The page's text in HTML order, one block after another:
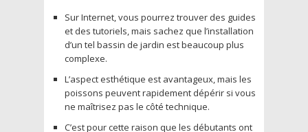
Sur Internet, vous pourrez trouver des guides
et des tutoriels, mais sachez que l’installation
d’un tel bassin de jardin est beaucoup plus
complexe.
L’aspect esthétique est avantageux, mais les
poissons peuvent rapidement dépérir si vous
ne maîtrisez pas le côté technique.
C’est pour cette raison que les débutants ont